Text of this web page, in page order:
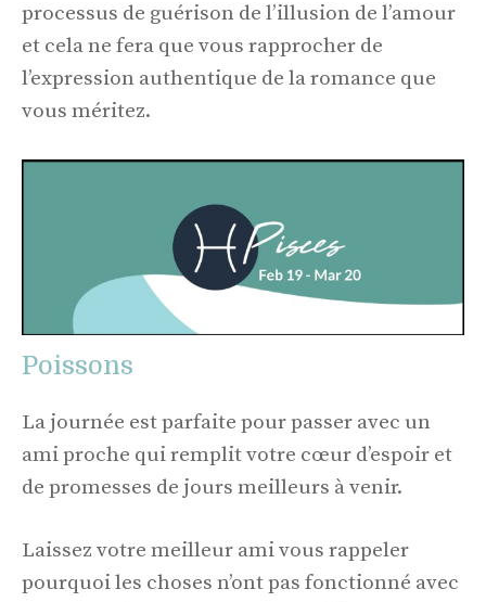
processus de guérison de l’illusion de l’amour
et cela ne fera que vous rapprocher de
l’expression authentique de la romance que
vous méritez.
Poissons
La journée est parfaite pour passer avec un
ami proche qui remplit votre cœur d’espoir et
de promesses de jours meilleurs à venir.
Laissez votre meilleur ami vous rappeler
pourquoi les choses n’ont pas fonctionné avec